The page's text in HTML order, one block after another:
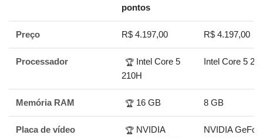
pontos
Preço R$ 4.197,00 R$ 4.197,00
Processador 🏆 Intel Core 5
210H
Intel Core 5
Memória RAM 🏆 16 GB 8 GB
Placa de vídeo 🏆 NVIDIA
NVIDIA